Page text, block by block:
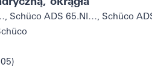
Schüco ADS 65.NI…, Schüco